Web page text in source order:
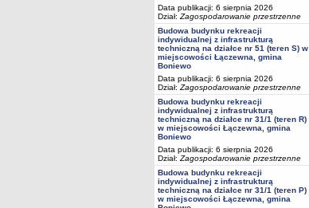
Data publikacji: 6 sierpnia 2026
Dział: Zagospodarowanie przestrzenne
Budowa budynku rekreacji
indywidualnej z infrastrukturą
techniczną na działce nr 51 (teren S) w
miejscowości Łączewna, gmina
Boniewo
Data publikacji: 6 sierpnia 2026
Dział: Zagospodarowanie przestrzenne
Budowa budynku rekreacji
indywidualnej z infrastrukturą
techniczną na działce nr 31/1 (teren R)
w miejscowości Łączewna, gmina
Boniewo
Data publikacji: 6 sierpnia 2026
Dział: Zagospodarowanie przestrzenne
Budowa budynku rekreacji
indywidualnej z infrastrukturą
techniczną na działce nr 31/1 (teren P)
w miejscowości Łączewna, gmina